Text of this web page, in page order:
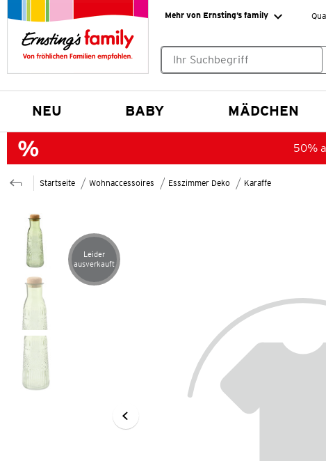
Mehr von Ernsting’s family
NEU BABY MÄDCHEN
50%
Startseite Wohnaccessoires Esszimmer Deko Karaffe
Artikel leider ausverkauft
Leider
ausverkauft